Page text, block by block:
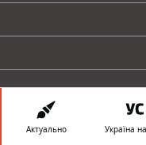
Актуально Україна